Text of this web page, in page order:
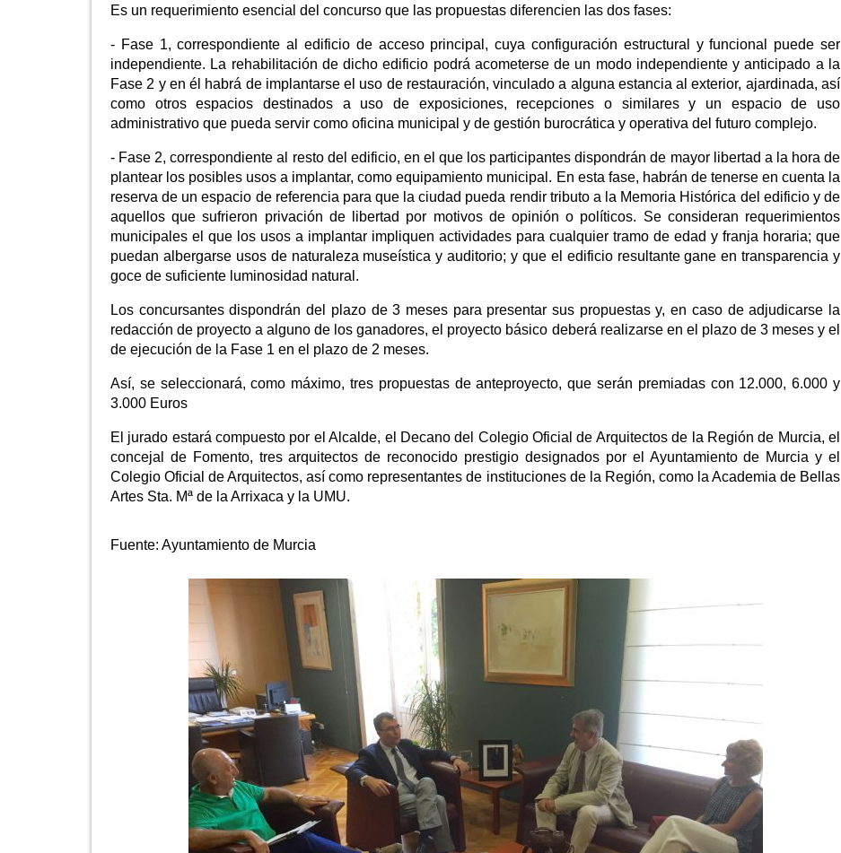
Es un requerimiento esencial del concurso que las propuestas diferencien las dos fases:
- Fase 1, correspondiente al edificio de acceso principal, cuya configuración estructural y funcional puede ser
independiente. La rehabilitación de dicho edificio podrá acometerse de un modo independiente y anticipado a la
Fase 2 y en él habrá de implantarse el uso de restauración, vinculado a alguna estancia al exterior, ajardinada, así
como otros espacios destinados a uso de exposiciones, recepciones o similares y un espacio de uso
administrativo que pueda servir como oficina municipal y de gestión burocrática y operativa del futuro complejo.
- Fase 2, correspondiente al resto del edificio, en el que los participantes dispondrán de mayor libertad a la hora de
plantear los posibles usos a implantar, como equipamiento municipal. En esta fase, habrán de tenerse en cuenta la
reserva de un espacio de referencia para que la ciudad pueda rendir tributo a la Memoria Histórica del edificio y de
aquellos que sufrieron privación de libertad por motivos de opinión o políticos. Se consideran requerimientos
municipales el que los usos a implantar impliquen actividades para cualquier tramo de edad y franja horaria; que
puedan albergarse usos de naturaleza museística y auditorio; y que el edificio resultante gane en transparencia y
goce de suficiente luminosidad natural.
Los concursantes dispondrán del plazo de 3 meses para presentar sus propuestas y, en caso de adjudicarse la
redacción de proyecto a alguno de los ganadores, el proyecto básico deberá realizarse en el plazo de 3 meses y el
de ejecución de la Fase 1 en el plazo de 2 meses.
Así, se seleccionará, como máximo, tres propuestas de anteproyecto, que serán premiadas con 12.000, 6.000 y
3.000 Euros
El jurado estará compuesto por el Alcalde, el Decano del Colegio Oficial de Arquitectos de la Región de Murcia, el
concejal de Fomento, tres arquitectos de reconocido prestigio designados por el Ayuntamiento de Murcia y el
Colegio Oficial de Arquitectos, así como representantes de instituciones de la Región, como la Academia de Bellas
Artes Sta. Mª de la Arrixaca y la UMU.
Fuente: Ayuntamiento de Murcia